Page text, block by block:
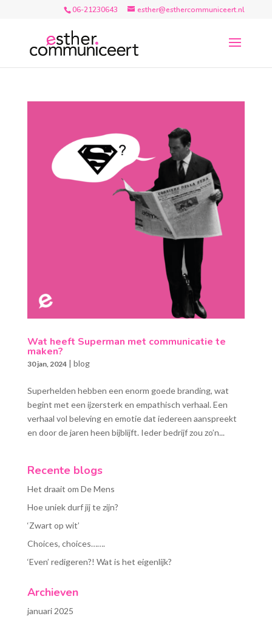
06-21230643 esther@esthercommuniceert.nl
Wat heeft Superman met communicatie te
maken?
30 jan, 2024| blog
Superhelden hebben een enorm goede branding, wat
begint met een ijzersterk en empathisch verhaal. Een
verhaal vol beleving en emotie dat iedereen aanspreekt
en door de jaren heen bijblijft. Ieder bedrijf zou zo’n...
Recente blogs
Het draait om De Mens
Hoe uniek durf jij te zijn?
‘Zwart op wit’
Choices, choices…….
‘Even’ redigeren?! Wat is het eigenlijk?
Archieven
januari 2025